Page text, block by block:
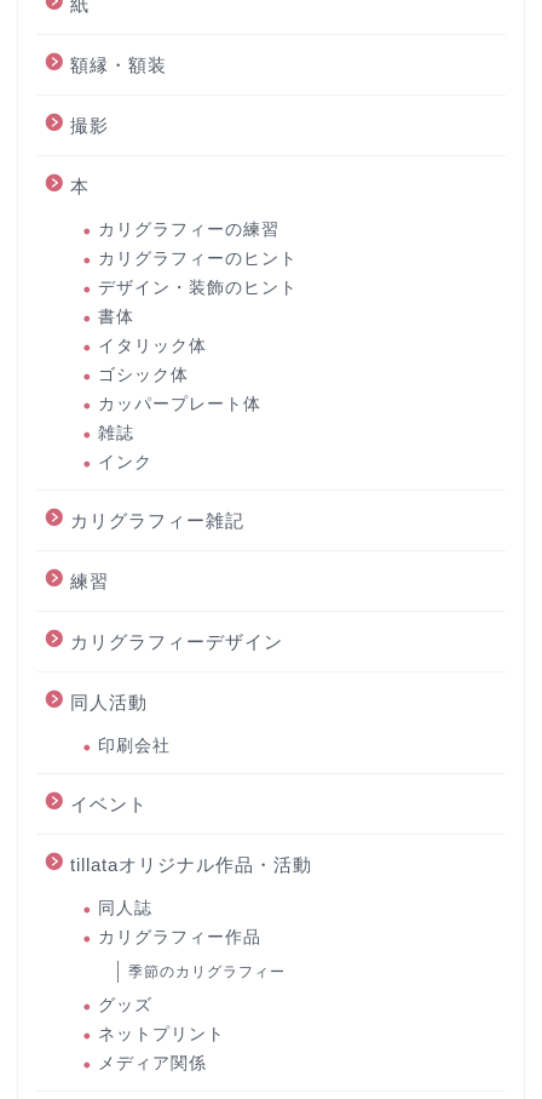
額縁・額装
撮影
本
カリグラフィーの練習
カリグラフィーのヒント
デザイン・装飾のヒント
書体
イタリック体
ゴシック体
カッパープレート体
雑誌
インク
カリグラフィー雑記
練習
カリグラフィーデザイン
同人活動
印刷会社
イベント
tillataオリジナル作品・活動
同人誌
カリグラフィー作品
季節のカリグラフィー
グッズ
ネットプリント
メディア関係